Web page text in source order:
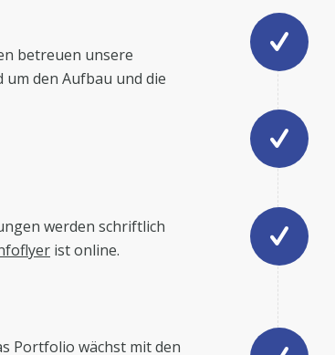
betreuen unsere
den Aufbau und die
werden schriftlich
ist online.
Portfolio wächst mit den